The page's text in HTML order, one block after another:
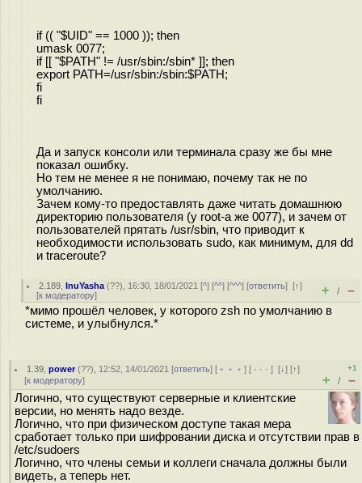
if (( "$UID" == 1000 )); then
umask 0077;
if [[ "$PATH" != /usr/sbin:/sbin* ]]; then
export PATH=/usr/sbin:/sbin:$PATH;
fi
fi
Да и запуск консоли или терминала сразу же бы мне
показал ошибку.
Но тем не менее я не понимаю, почему так не по
умолчанию.
Зачем кому-то предоставлять даже читать домашнюю
директорию пользователя (у root-а же 0077), и зачем от
пользователей прятать /usr/sbin, что приводит к
необходимости использовать sudo, как минимум, для dd
и traceroute?
2.189 ,InuYasha (??), 16:30, 18/01/2021 [^] [^^] [^^^] [ответить][↑]
[к модератору] + / –
*мимо прошёл человек, у которого zsh по умолчанию в
системе, и улыбнулся.*
1.39 ,power(??), 12:52, 14/01/2021 [ответить] [ ﹢﹢﹢] [ · · ·][↓] [↑]
[к модератору]
+1
+ / –
Логично, что существуют серверные и клиентские
версии, но менять надо везде.
Логично, что при физическом доступе такая мера
сработает только при шифровании диска и отсутствии прав в
/etc/sudoers
Логично, что члены семьи и коллеги сначала должны были
видеть, а теперь нет.